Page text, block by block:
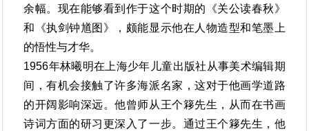
余幅。现在能够看到作于这个时期的《关公读春秋》
和《执剑钟馗图》，颇能显示他在人物造型和笔墨上
的悟性与才华。
1956年林曦明在上海少年儿童出版社从事美术编辑期
间，有机会接触了许多海派名家，这对于他画学道路
的开阔影响深远。他曾师从王个簃先生，从而在书画
诗词方面的研习更深入了一步。通过王个簃先生，他